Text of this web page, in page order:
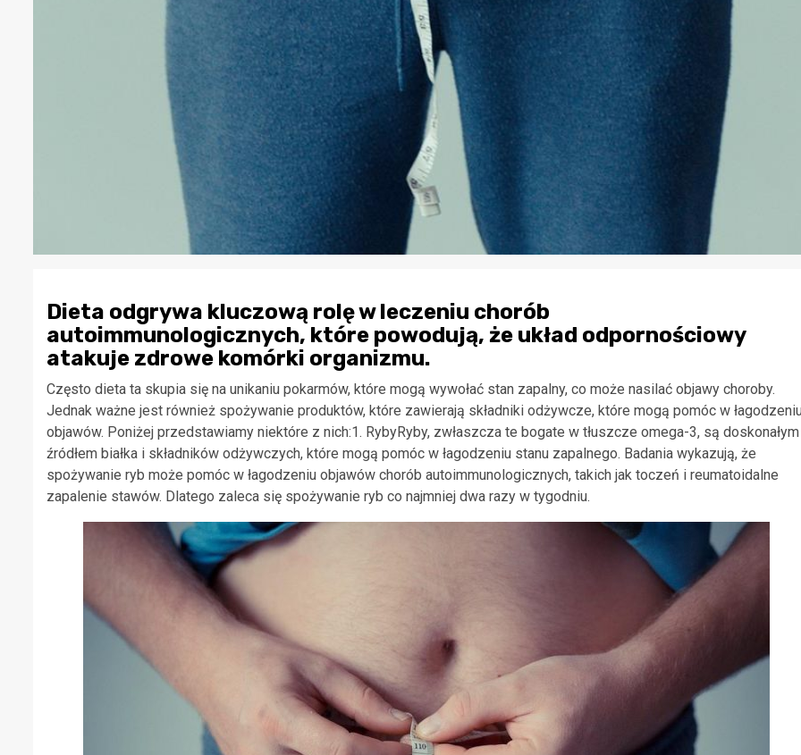
Dieta odgrywa kluczową rolę w leczeniu chorób
autoimmunologicznych, które powodują, że układ odpornościowy
atakuje zdrowe komórki organizmu.
Często dieta ta skupia się na unikaniu pokarmów, które mogą wywołać stan zapalny, co może nasilać objawy choroby.
Jednak ważne jest również spożywanie produktów, które zawierają składniki odżywcze, które mogą pomóc w
objawów. Poniżej przedstawiamy niektóre z nich:1. RybyRyby, zwłaszcza te bogate w tłuszcze omega-3, są doskonałym
źródłem białka i składników odżywczych, które mogą pomóc w łagodzeniu stanu zapalnego. Badania wykazują, że
spożywanie ryb może pomóc w łagodzeniu objawów chorób autoimmunologicznych, takich jak toczeń i reumatoidalne
zapalenie stawów. Dlatego zaleca się spożywanie ryb co najmniej dwa razy w tygodniu.